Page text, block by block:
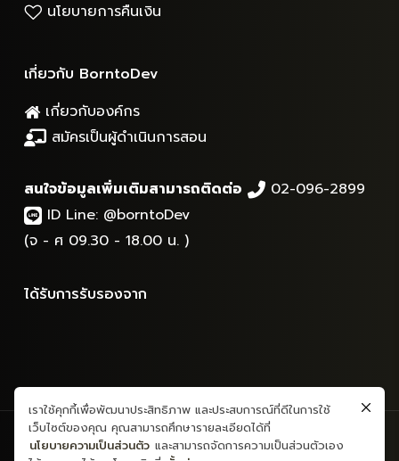
นโยบายการคืนเงิน
เกี่ยวกับ BorntoDev
เกี่ยวกับองค์กร
สมัครเป็นผู้ดำเนินการสอน
สนใจข้อมูลเพิ่มเติมสามารถติดต่อ
02-096-2899
ID Line: @borntoDev
(จ - ศ 09.30 - 18.00 น. )
ได้รับการรับรองจาก
สงวนลิขสิทธิ์ © 2565 - ข้อมูลและเนื้อหาทั้งหมด - บริษัท บอร์นทูเดฟ
เราใช้คุกกี้เพื่อพัฒนาประสิทธิภาพ และประสบการณ์ที่ดีในการใช้
เว็บไซต์ของคุณ คุณสามารถศึกษารายละเอียดได้ที่
นโยบายความเป็นส่วนตัว และสามารถจัดการความเป็นส่วนตัวเอง